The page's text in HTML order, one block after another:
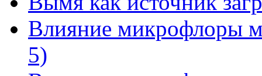
Влияние микрофлоры
5)